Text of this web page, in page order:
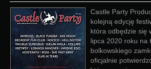
Castle Party
kolejną edycję
która odbędzie się
lipca 2020 roku na
bolkowskiego
oficjalnie